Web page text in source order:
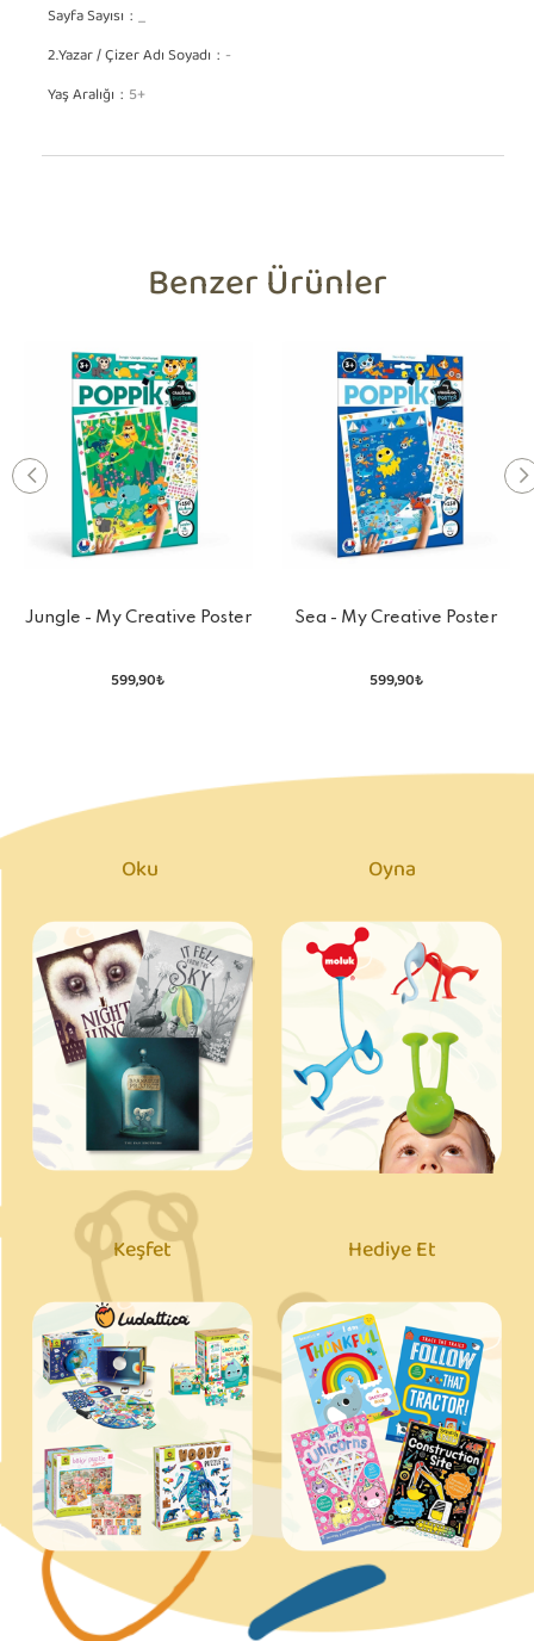
Sayfa Sayısı _
2.Yazar / Çizer Adı Soyadı -
Yaş Aralığı 5+
Benzer Ürünler
Jungle - My Creative Poster
599,90₺
Sea - My Creative Poster
599,90₺
Oku Oyna
Keşfet Hediye Et